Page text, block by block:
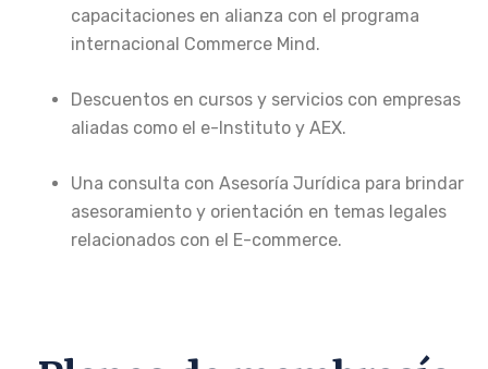
capacitaciones en alianza con el programa
internacional Commerce Mind.
Descuentos en cursos y servicios con empresas
aliadas como eI e-Instituto y AEX.
Una consulta con Asesoría Jurídica para brindar
asesoramiento y orientación en temas legales
relacionados con el E-commerce.